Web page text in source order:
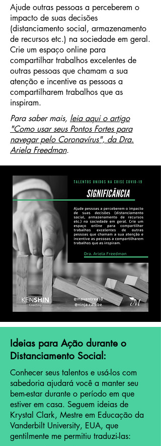
Ajude outras pessoas a perceberem o
impacto de suas decisões
(distanciamento social, armazenamento
de recursos etc.) na sociedade em geral.
Crie um espaço online para
compartilhar trabalhos excelentes de
outras pessoas que chamam a sua
atenção e incentive as pessoas a
compartilharem trabalhos que as
inspiram.
Para saber mais, leia aqui o artigo
"Como usar seus Pontos Fortes para
navegar pelo Coronavírus", da Dra.
Ariela Freedman.
Ideias para Ação durante o
Distanciamento Social:
Conhecer seus talentos e usá-los com
sabedoria ajudará você a manter seu
bem-estar durante o período em que
estiver em casa. Seguem ideias de
Krystal Clark, Mestre em Educação da
Vanderbilt University, EUA, que
gentilmente me permitiu traduzi-las: